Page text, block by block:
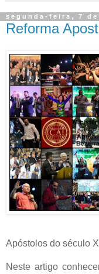
segunda-feira, 7
Reforma
Apóstolos do século
Neste artigo